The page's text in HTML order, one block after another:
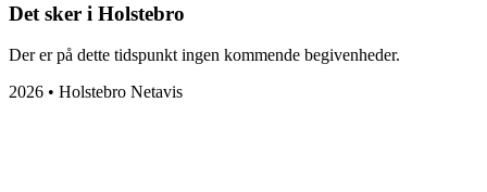
Det sker i Holstebro
Der er på dette tidspunkt ingen kommende begivenheder.
2026 • Holstebro Netavis